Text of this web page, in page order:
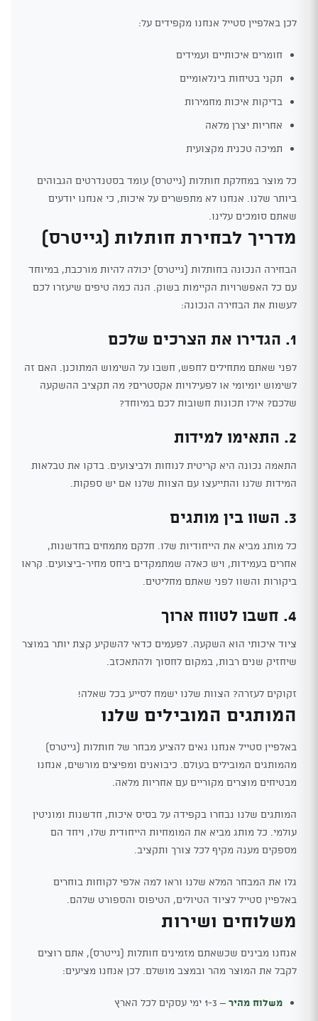
לכן באלפיין סטייל אנחנו מקפידים על:
חומרים איכותיים ועמידים
תקני בטיחות בינלאומיים
בדיקות איכות מחמירות
אחריות יצרן מלאה
תמיכה טכנית מקצועית
כל מוצר במחלקת חותלות (גייטרס) עומד בסטנדרטים הגבוהים
ביותר שלנו. אנחנו לא מתפשרים על איכות, כי אנחנו יודעים
שאתם סומכים עלינו.
מדריך לבחירת חותלות (גייטרס)
הבחירה הנכונה בחותלות (גייטרס) יכולה להיות מורכבת, במיוחד
עם כל האפשרויות הקיימות בשוק. הנה כמה טיפים שיעזרו לכם
לעשות את הבחירה הנכונה:
1. הגדירו את הצרכים שלכם
לפני שאתם מתחילים לחפש, חשבו על השימוש המתוכנן. האם זה
לשימוש יומיומי או לפעילויות אקסטרים? מה תקציב ההשקעה
שלכם? אילו תכונות חשובות לכם במיוחד?
2. התאימו למידות
התאמה נכונה היא קריטית לנוחות ולביצועים. בדקו את טבלאות
המידות שלנו והתייעצו עם הצוות שלנו אם יש ספקות.
3. השוו בין מותגים
כל מותג מביא את הייחודיות שלו. חלקם מתמחים בחדשנות,
אחרים בעמידות, ויש כאלה שמתמקדים ביחס מחיר-ביצועים. קראו
ביקורות והשוו לפני שאתם מחליטים.
4. חשבו לטווח ארוך
ציוד איכותי הוא השקעה. לפעמים כדאי להשקיע קצת יותר במוצר
שיחזיק שנים רבות, במקום לחסוך ולהתאכזב.
זקוקים לעזרה? הצוות שלנו ישמח לסייע בכל שאלה!
המותגים המובילים שלנו
באלפיין סטייל אנחנו גאים להציע מבחר של חותלות (גייטרס)
מהמותגים המובילים בעולם. כיבואנים ומפיצים מורשים, אנחנו
מבטיחים מוצרים מקוריים עם אחריות מלאה.
המותגים שלנו נבחרו בקפידה על בסיס איכות, חדשנות ומוניטין
עולמי. כל מותג מביא את המומחיות הייחודית שלו, ויחד הם
מספקים מענה מקיף לכל צורך ותקציב.
גלו את המבחר המלא שלנו וראו למה אלפי לקוחות בוחרים
באלפיין סטייל לציוד הטיולים, הטיפוס והספורט שלהם.
משלוחים ושירות
אנחנו מבינים שכשאתם מזמינים חותלות (גייטרס), אתם רוצים
לקבל את המוצר מהר ובמצב מושלם. לכן אנחנו מציעים:
משלוח מהיר– 1-3 ימי עסקים לכל הארץ